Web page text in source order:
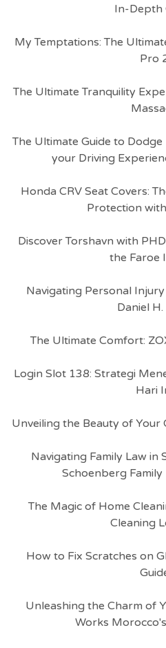
In-Depth
My Temptations: The
Pro
The Ultimate Tranquility
The Ultimate Guide to Dodge
your Driving
Honda CRV Seat Covers:
Protection
Discover Torshavn with
the Faroe
Navigating Personal
Daniel H.
The Ultimate Comfort:
Login Slot 138: Strategi
Hari
Unveiling the Beauty of Your
Navigating Family Law in
Schoenberg Family
The Magic of Home
Cleaning
How to Fix Scratches on
Unleashing the Charm of
Works